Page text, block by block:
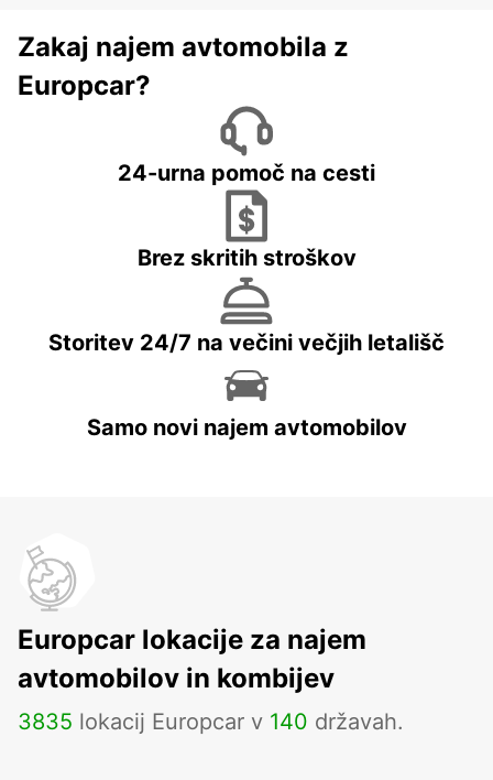
Zakaj najem avtomobila z
Europcar?
24-urna pomoč na cesti
Brez skritih stroškov
Storitev 24/7 na večini večjih letališč
Samo novi najem avtomobilov
Europcar lokacije za najem
avtomobilov in kombijev
3835 lokacij Europcar v 140 državah.